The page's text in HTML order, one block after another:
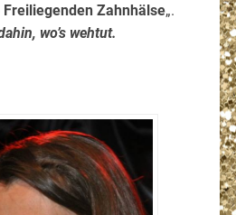
Freiliegenden Zahnhälse„.
wo’s wehtut.